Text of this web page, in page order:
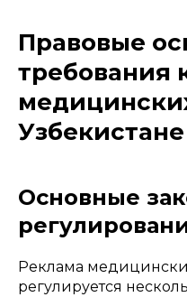
Правовые
требования
Узбекистане
Основные
Реклама
регулируется